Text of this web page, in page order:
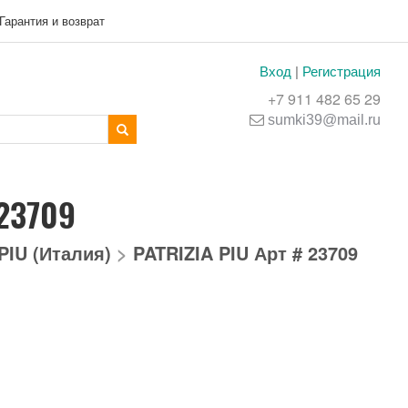
Гарантия и возврат
Вход | Регистрация
+7 911 482 65 29
sumki39@mail.ru
(Италия) > PATRIZIA PIU Арт # 23709